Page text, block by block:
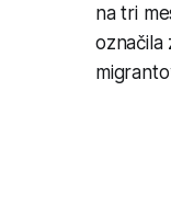
na tri
označila